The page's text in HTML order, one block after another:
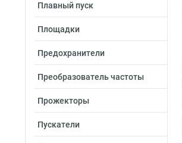
Плавный пуск
Площадки
Предохранители
Преобразователь частоты
Прожекторы
Пускатели